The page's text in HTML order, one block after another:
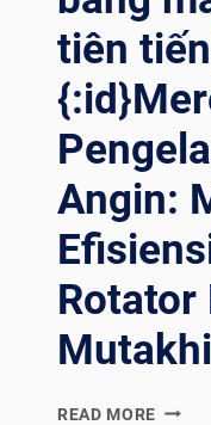
tiên
Angin:
Rotator
READ MORE